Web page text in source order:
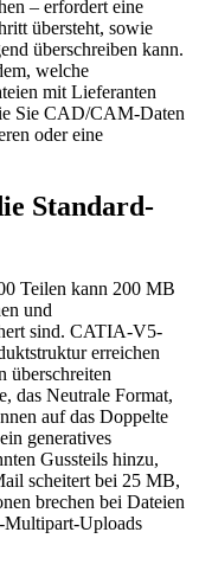
– erfordert eine
übersteht, sowie
überschreiben kann.
welche
mit Lieferanten
Sie CAD/CAM-Daten
oder eine
Standard-
Teilen kann 200 MB
und
sind. CATIA-V5-
erreichen
überschreiten
das Neutrale Format,
auf das Doppelte
generatives
Gussteils hinzu,
scheitert bei 25 MB,
brechen bei Dateien
Multipart-Uploads